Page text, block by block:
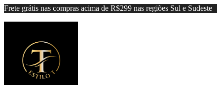
Frete grátis nas compras acima de R$299 nas regiões Sul e Sudeste